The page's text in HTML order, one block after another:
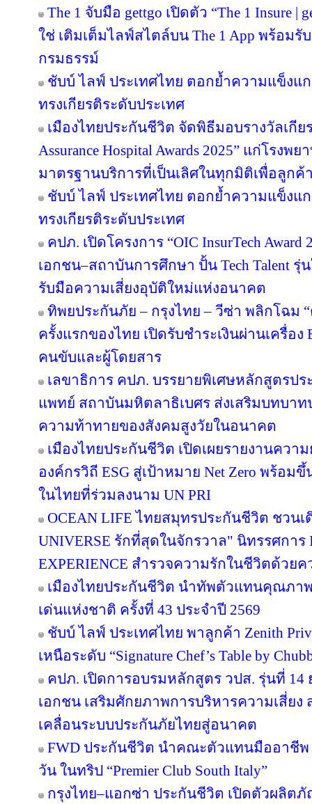
The 1 จับมือ gettgo เปิดตัว “The 1 Insure
ใช่ เติมเต็มไลฟ์สไตล์บน The 1 App พร้อมรั
กรมธรรม์
ชับบ์ ไลฟ์ ประเทศไทย ตอกย้ำความแข็งแ
ทรงเกียรติระดับประเทศ
เมืองไทยประกันชีวิต จัดพิธีมอบรางวัลเกีย
Assurance Hospital Awards 2025” แก่โรง
มาตรฐานบริการที่เป็นเลิศในทุกมิติเพื่อลูก
ชับบ์ ไลฟ์ ประเทศไทย ตอกย้ำความแข็งแ
ทรงเกียรติระดับประเทศ
คปภ. เปิดโครงการ “OIC InsurTech
เอกชน–สถาบันการศึกษา ปั้น Tech Talent
รับมือความเสี่ยงอุบัติใหม่แห่งอนาคต
ทิพยประกันภัย – กรุงไทย – วีซ่า พลิกโฉม “
ครั้งแรกของไทย เปิดรับชำระเงินผ่านเครื่อ
คนขับและผู้โดยสาร
เลขาธิการ คปภ. บรรยายพิเศษหลักสูตรป
แพทย์ สถาบันมหิตลาธิเบศร ส่งเสริมบทบา
ความท้าทายของสังคมสูงวัยในอนาคต
เมืองไทยประกันชีวิต เปิดเผยรายงานควา
องค์กรวิถี ESG สู่เป้าหมาย Net Zero พร้อ
ในไทยที่ร่วมลงนาม UN PRI
OCEAN LIFE ไทยสมุทรประกันชีวิต ชวนเ
UNIVERSE รักที่สุดในจักรวาล" นิทรรศการ
EXPERIENCE สำรวจความรักในชีวิตด้วย
เมืองไทยประกันชีวิต นำทัพตัวแทนคุณภ
เด่นแห่งชาติ ครั้งที่ 43 ประจำปี 2569
ชับบ์ ไลฟ์ ประเทศไทย พาลูกค้า Zenith
เหนือระดับ “Signature Chef’s Table by
คปภ. เปิดการอบรมหลักสูตร วปส. รุ่นที่ 14
เอกชน เสริมศักยภาพการบริหารความเสี่ยง ส
เคลื่อนระบบประกันภัยไทยสู่อนาคต
FWD ประกันชีวิต นำคณะตัวแทนมืออาชี
วัน ในทริป “Premier Club South Italy”
กรุงไทย–แอกซ่า ประกันชีวิต เปิดตัวผลิต